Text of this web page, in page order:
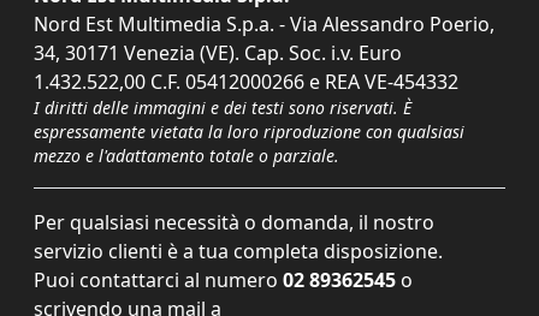
Nord Est Multimedia S.p.a. - Via Alessandro Poerio,
34, 30171 Venezia (VE). Cap. Soc. i.v. Euro
1.432.522,00 C.F. 05412000266 e REA VE-454332
I diritti delle immagini e dei testi sono riservati. È
espressamente vietata la loro riproduzione con qualsiasi
mezzo e l'adattamento totale o parziale.
Per qualsiasi necessità o domanda, il nostro
servizio clienti è a tua completa disposizione.
Puoi contattarci al numero 02 89362545 o
scrivendo una mail a